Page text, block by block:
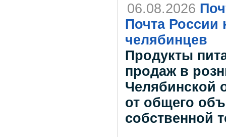
06.08.2026
Почта России
челябинцев
Продукты
продаж в
Челябинской
от общего
собственной